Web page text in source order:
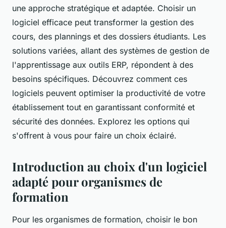
une approche stratégique et adaptée. Choisir un
logiciel efficace peut transformer la gestion des
cours, des plannings et des dossiers étudiants. Les
solutions variées, allant des systèmes de gestion de
l'apprentissage aux outils ERP, répondent à des
besoins spécifiques. Découvrez comment ces
logiciels peuvent optimiser la productivité de votre
établissement tout en garantissant conformité et
sécurité des données. Explorez les options qui
s'offrent à vous pour faire un choix éclairé.
Introduction au choix d'un logiciel
adapté pour organismes de
formation
Pour les organismes de formation, choisir le bon